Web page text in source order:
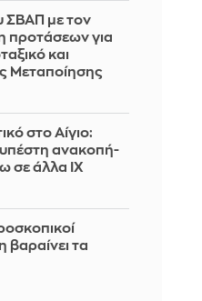
ΣΒΑΠ με τον
προτάσεων για
και
Μεταποίησης
στο Αίγιο:
ανακοπή-
σε άλλα ΙΧ
βαραίνει τα